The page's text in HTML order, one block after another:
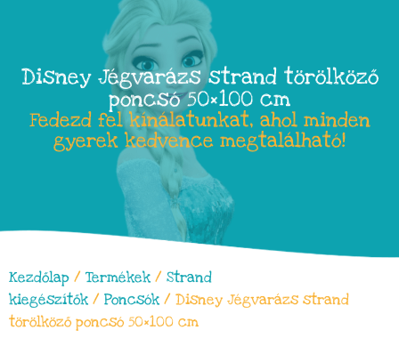
Disney Jégvarázs strand törölköző
poncsó 50×100 cm
Fedezd fel kínálatunkat, ahol minden
gyerek kedvence megtalálható!
Kezdőlap / Termékek / Strand
kiegészítők / Poncsók / Disney Jégvarázs strand
törölköző poncsó 50×100 cm